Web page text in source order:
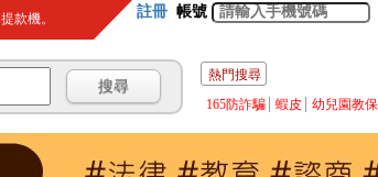
款機。 註冊 帳號
熱門搜尋
165防詐騙
蝦皮 幼兒園教